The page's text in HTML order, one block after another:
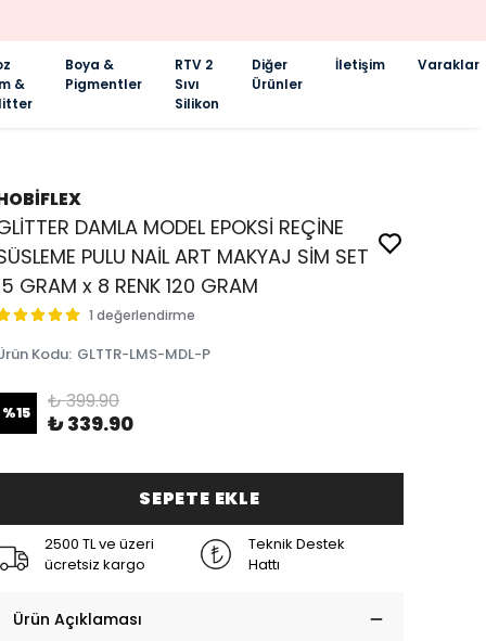
&
Boya &
Pigmentler
RTV 2
Sıvı
Silikon
Diğer
Ürünler
İletişim Varaklar
DAMLA MODEL EPOKSİ REÇİNE
PULU NAİL ART MAKYAJ SİM SET
GRAM x 8 RENK 120 GRAM
1 değerlendirme
Kodu: GLTTR-LMS-MDL-P
%15 ₺ 399.90
₺ 339.90
SEPETE EKLE
2500 TL ve üzeri
ücretsiz kargo
Teknik Destek
Hattı
Ürün Açıklaması